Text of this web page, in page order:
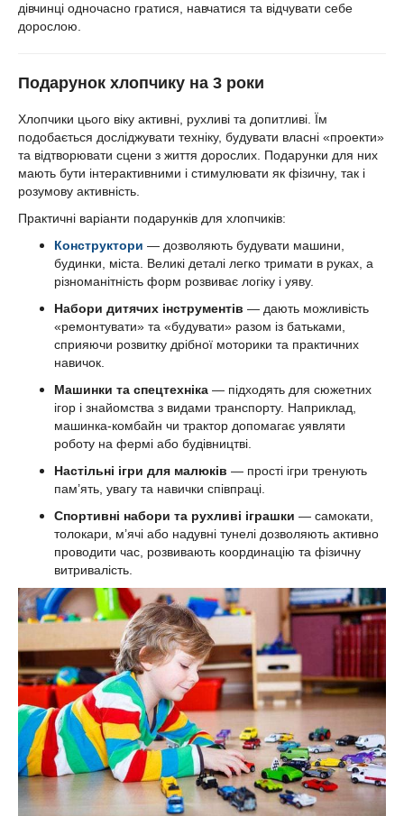
дівчинці одночасно гратися, навчатися та відчувати себе
дорослою.
Подарунок хлопчику на 3 роки
Хлопчики цього віку активні, рухливі та допитливі. Їм
подобається досліджувати техніку, будувати власні «проекти»
та відтворювати сцени з життя дорослих. Подарунки для них
мають бути інтерактивними і стимулювати як фізичну, так і
розумову активність.
Практичні варіанти подарунків для хлопчиків:
Конструктори — дозволяють будувати машини,
будинки, міста. Великі деталі легко тримати в руках, а
різноманітність форм розвиває логіку і уяву.
Набори дитячих інструментів — дають можливість
«ремонтувати» та «будувати» разом із батьками,
сприяючи розвитку дрібної моторики та практичних
навичок.
Машинки та спецтехніка — підходять для сюжетних
ігор і знайомства з видами транспорту. Наприклад,
машинка-комбайн чи трактор допомагає уявляти
роботу на фермі або будівництві.
Настільні ігри для малюків — прості ігри тренують
пам’ять, увагу та навички співпраці.
Спортивні набори та рухливі іграшки — самокати,
толокари, м’ячі або надувні тунелі дозволяють активно
проводити час, розвивають координацію та фізичну
витривалість.